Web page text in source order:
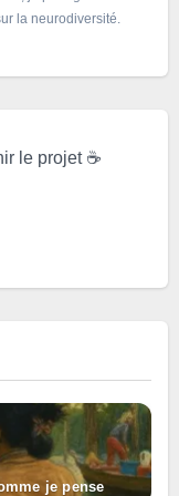
la neurodiversité.
le projet ☕
je pense